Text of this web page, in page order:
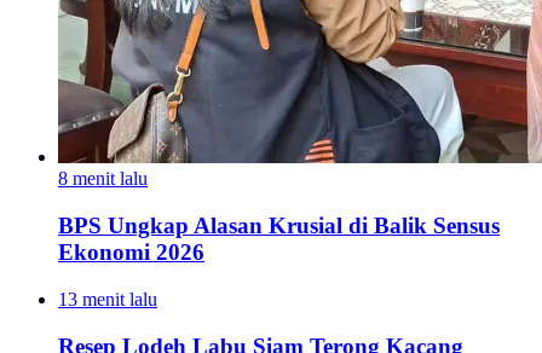
8 menit lalu
BPS Ungkap Alasan Krusial di Balik Sensus
Ekonomi 2026
13 menit lalu
Resep Lodeh Labu Siam Terong Kacang